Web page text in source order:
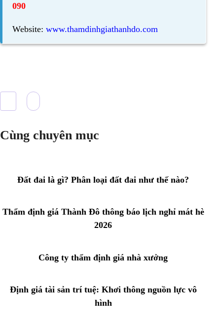
090
Website: www.thamdinhgiathanhdo.com
Cùng chuyên mục
Đất đai là gì? Phân loại đất đai như thế nào?
Thẩm định giá Thành Đô thông báo lịch nghỉ mát hè
2026
Công ty thẩm định giá nhà xưởng
Định giá tài sản trí tuệ: Khơi thông nguồn lực vô
hình